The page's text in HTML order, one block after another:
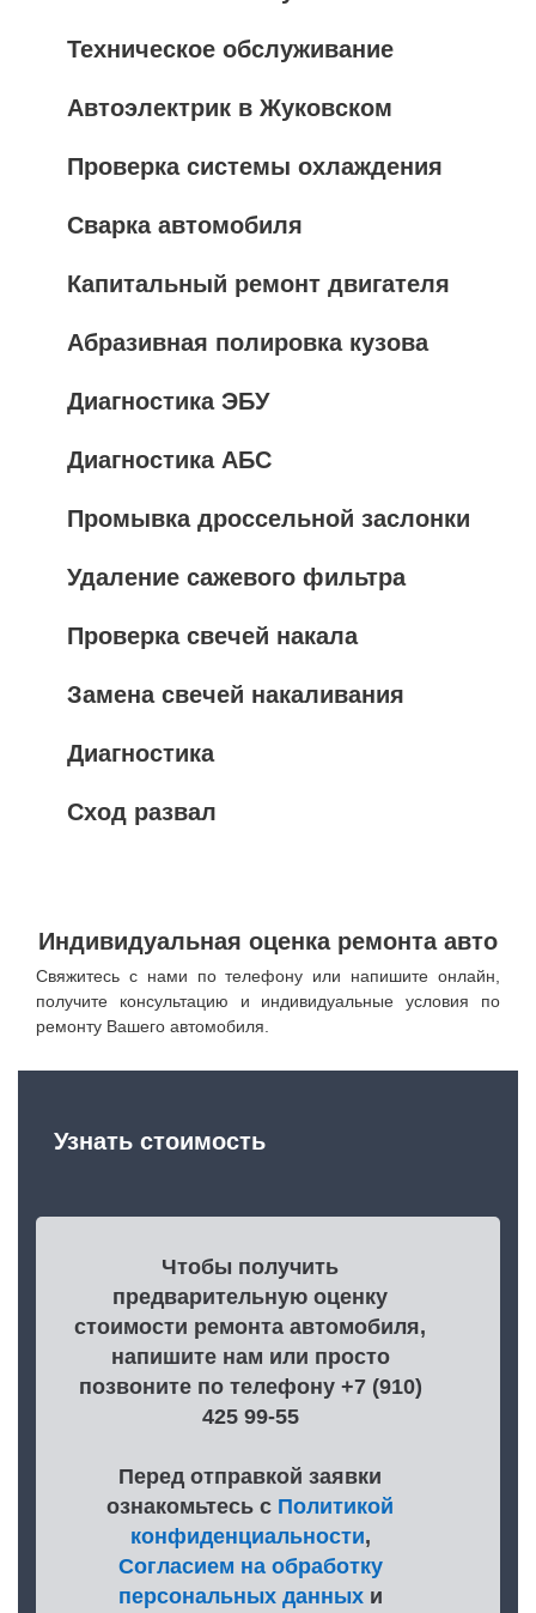
Техническое обслуживание
Автоэлектрик в Жуковском
Проверка системы охлаждения
Сварка автомобиля
Капитальный ремонт двигателя
Абразивная полировка кузова
Диагностика ЭБУ
Диагностика АБС
Промывка дроссельной заслонки
Удаление сажевого фильтра
Проверка свечей накала
Замена свечей накаливания
Диагностика
Сход развал
Индивидуальная оценка ремонта авто
Свяжитесь с нами по телефону или напишите онлайн,
получите консультацию и индивидуальные условия по
ремонту Вашего автомобиля.
Узнать стоимость
Чтобы получить
предварительную оценку
стоимости ремонта автомобиля,
напишите нам или просто
позвоните по телефону +7 (910)
425 99-55
Перед отправкой заявки
ознакомьтесь с Политикой
конфиденциальности,
Согласием на обработку
персональных данныхи